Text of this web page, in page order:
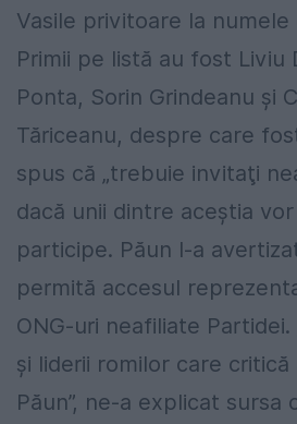
Vasile privitoare la
Primii pe listă au fost Liviu
Ponta, Sorin Grindeanu şi
Tăriceanu, despre care
spus că „trebuie invitaţi
dacă unii dintre aceştia
participe. Păun l-a
permită accesul
ONG-uri neafiliate Partidei.
şi liderii romilor care critică
Păun”, ne-a explicat sursa